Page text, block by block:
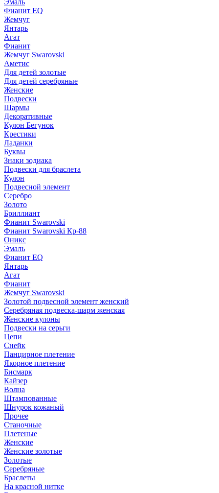
Эмаль
Фианит EQ
Жемчуг
Янтарь
Агат
Фианит
Жемчуг Swarovski
Аметис
Для детей золотые
Для детей серебряные
Женские
Подвески
Шармы
Декоративные
Кулон Бегунок
Крестики
Ладанки
Буквы
Знаки зодиака
Подвески для браслета
Кулон
Подвесной элемент
Серебро
Золото
Бриллиант
Фианит Swarovski
Фианит Swarovski Кр-88
Оникс
Эмаль
Фианит EQ
Янтарь
Агат
Фианит
Жемчуг Swarovski
Золотой подвесной элемент женcкий
Серебряная подвеска-шарм женская
Женские кулоны
Подвески на серьги
Цепи
Снейк
Панцирное плетение
Якорное плетение
Бисмарк
Кайзер
Волна
Штампованные
Шнурок кожаный
Прочее
Станочные
Плетеные
Женские
Женские золотые
Золотые
Серебряные
Браслеты
На красной нитке